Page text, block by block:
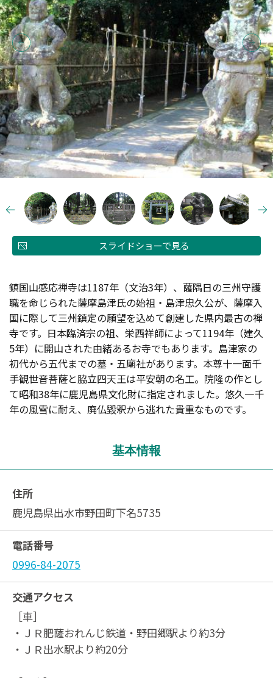
スライドショーで見る
鎮国山感応禅寺は1187年（文治3年）、薩隅日の三州守護
職を命じられた薩摩島津氏の始祖・島津忠久公が、薩摩入
国に際して三州鎮定の願望を込めて創建した県内最古の禅
寺です。日本臨済宗の祖、栄西祥師によって1194年（建久
5年）に開山された由緒あるお寺でもあります。島津家の
初代から五代までの墓・五廟社があります。本尊十一面千
手観世音菩薩と脇立四天王は平安朝の名工。院隆の作とし
て昭和38年に鹿児島県文化財に指定されました。悠久一千
年の風雪に耐え、廃仏毀釈から逃れた貴重なものです。
基本情報
住所
鹿児島県出水市野田町下名5735
電話番号
0996-84-2075
交通アクセス
［車］
・ＪＲ肥薩おれんじ鉄道・野田郷駅より約3分
・ＪＲ出水駅より約20分